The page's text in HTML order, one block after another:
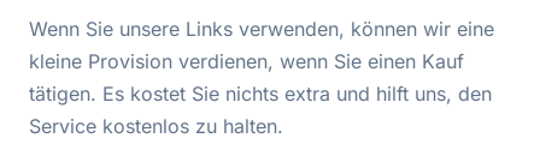
Wenn Sie unsere Links verwenden, können wir eine
kleine Provision verdienen, wenn Sie einen Kauf
tätigen. Es kostet Sie nichts extra und hilft uns, den
Service kostenlos zu halten.